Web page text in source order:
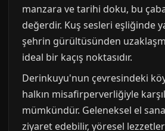
manzara ve tarihi doku, bu
değerdir. Kuş sesleri eşliğinde
şehrin gürültüsünden
ideal bir kaçış noktasıdır.
Derinkuyu'nun çevresindeki
halkın misafirperverliğiyle
mümkündür. Geleneksel el
ziyaret edebilir, yöresel